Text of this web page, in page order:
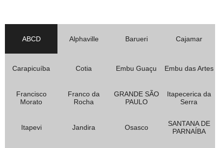
ABCD Alphaville Barueri Cajamar
Carapicuíba Cotia Embu Guaçu Embu das Artes
Francisco
Morato
Franco da
Rocha
GRANDE SÃO
PAULO
Itapecerica da
Serra
Itapevi Jandira Osasco
SANTANA DE
PARNAÍBA